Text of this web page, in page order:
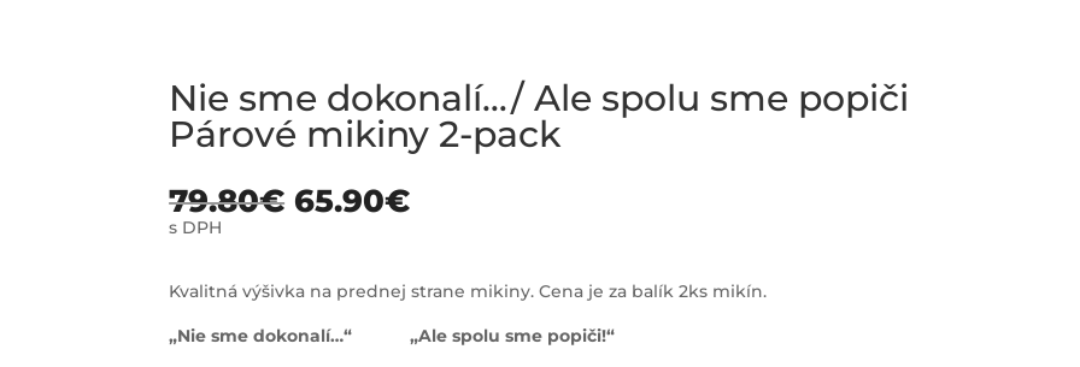
Nie sme dokonalí…/ Ale spolu sme popiči
Párové mikiny 2-pack
79.80€ 65.90€
s DPH
Kvalitná výšivka na prednej strane mikiny. Cena je za balík 2ks mikín.
„Nie sme dokonalí…“ „Ale spolu sme popiči!“